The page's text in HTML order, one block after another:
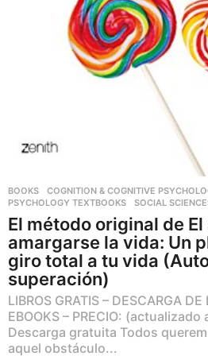
BOOKS ,COGNITION & COGNITIVE
PSYCHOLOGY TEXTBOOKS
,SOCIAL
El método original de
amargarse la vida: Un
giro total a tu vida
superación)
LIBROS GRATIS – DESCARGA
EBOOKS – PRECIO:
Descarga gratuita Todos
aquel obstáculo...